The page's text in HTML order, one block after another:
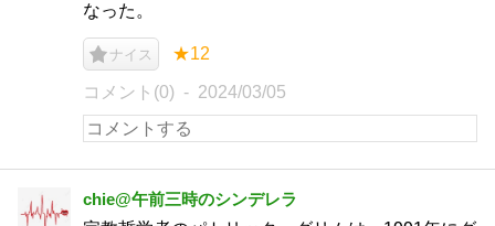
なった。
ナイス ★12
コメント(0) 2024/03/05
chie@午前三時のシンデレラ